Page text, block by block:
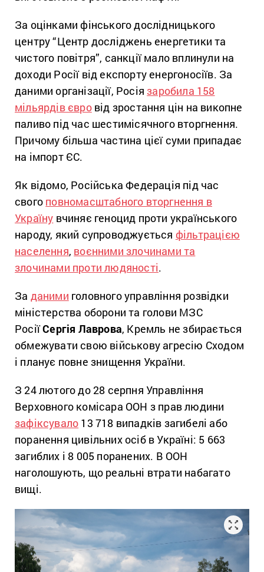
За оцінками фінського дослідницького
центру “Центр досліджень енергетики та
чистого повітря”, санкції мало вплинули на
доходи Росії від експорту енергоносіїв. За
даними організації, Росіязаробила 158
мільярдів євровід зростання цін на викопне
паливо під час шестимісячного вторгнення.
Причому більша частина цієї суми припадає
на імпорт ЄС.
Як відомо, Російська Федерація під час
свого повномасштабного вторгнення в
Україну вчиняє геноцид проти українського
народу, який супроводжується фільтрацією
населення, воєнними злочинами та
злочинами проти людяності.
За даними головного управління розвідки
міністерства оборони та голови МЗС
РосіїСергія Лаврова, Кремль не збирається
обмежувати свою військову агресію Сходом
і планує повне знищення України.
З 24 лютого до 28 серпня Управління
Верховного комісара ООН з прав людини
зафіксувало 13 718 випадків загибелі або
поранення цивільних осіб в Україні: 5 663
загиблих і 8 005 поранених. В ООН
наголошують, що реальні втрати набагато
вищі.